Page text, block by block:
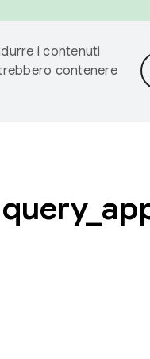
i contenuti
contenere
_